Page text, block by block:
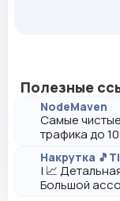
Полезные
NodeMaven
Самые
трафика до
Накрутка
| 📈
Большой